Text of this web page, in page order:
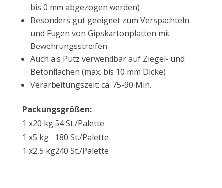
bis 0 mm abgezogen werden)
Besonders gut geeignet zum Verspachteln
und Fugen von Gipskartonplatten mit
Bewehrungsstreifen
Auch als Putz verwendbar auf Ziegel- und
Betonflächen (max. bis 10 mm Dicke)
Verarbeitungszeit: ca. 75-90 Min.
Packungsgrößen:
1 x20 kg54 St./Palette
1 x5 kg
180 St./Palette
1 x2,5 kg240 St./Palette